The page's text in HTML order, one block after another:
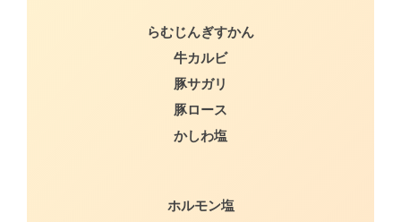
らむじんぎすかん
牛カルビ
豚サガリ
豚ロース
かしわ塩
ホルモン塩